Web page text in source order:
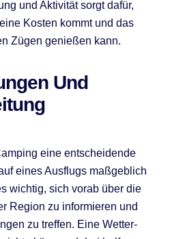
und Aktivität sorgt dafür,
Kosten kommt und das
Zügen genießen kann.
Und
eine entscheidende
eines Ausflugs maßgeblich
wichtig, sich vorab über die
Region zu informieren und
zu treffen. Eine Wetter-